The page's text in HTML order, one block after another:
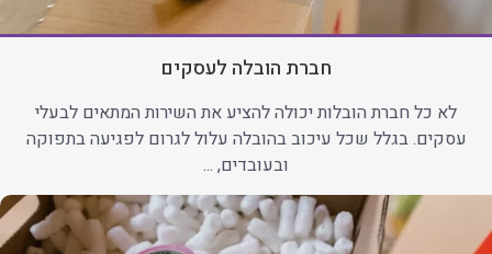
חברת הובלה לעסקים
לא כל חברת הובלות יכולה להציע את השירות המתאים לבעלי
עסקים. בגלל שכל עיכוב בהובלה עלול לגרום לפגיעה בתפוקה
ובעובדים, ...